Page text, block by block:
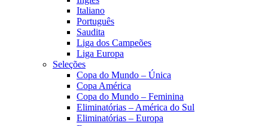
Italiano
Português
Saudita
Liga dos Campeões
Liga Europa
Seleções
Copa do Mundo – Única
Copa América
Copa do Mundo – Feminina
Eliminatórias – América do Sul
Eliminatórias – Europa